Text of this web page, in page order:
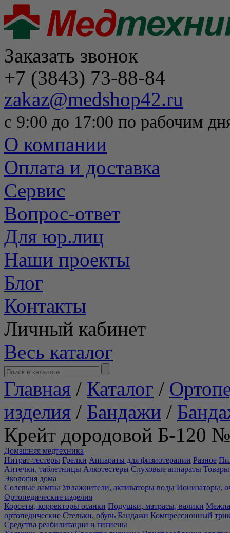
Заказать звонок
+7 (3843) 73-88-84
zakaz@medshop42.ru
с 9:00 до 17:00 по рабочим
О компании
Оплата и доставка
Сервис
Вопрос-ответ
Для юр.лиц
Наши проекты
Блог
Контакты
Личный кабинет
Весь каталог
Главная / Каталог /
изделия / Бандажи /
Крейт дородовой Б-120
Домашняя медтехника
Нитрат-тестеры Грелки Аппараты для физиотерапии Разное
Аптечки, таблетницы Алкотестеры Слуховые аппараты Товары
Экология дома
Солевые лампы Увлажнители, активаторы воды Ионизаторы,
Ортопедические изделия
Корсеты, корректоры осанки Подушки, матрасы, валики
ортопедические Стельки, обувь Бандажи Компрессионный
Средства реабилитации и гигиены